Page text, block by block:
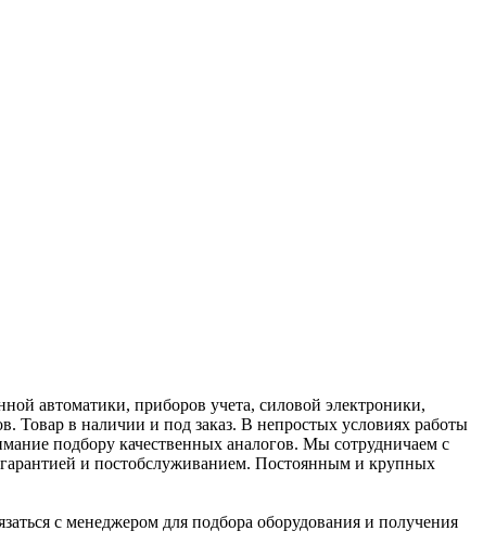
автоматики, приборов учета, силовой электроники,
Товар в наличии и под заказ. В непростых условиях работы
подбору качественных аналогов. Мы сотрудничаем с
и постобслуживанием. Постоянным и крупных
с менеджером для подбора оборудования и получения